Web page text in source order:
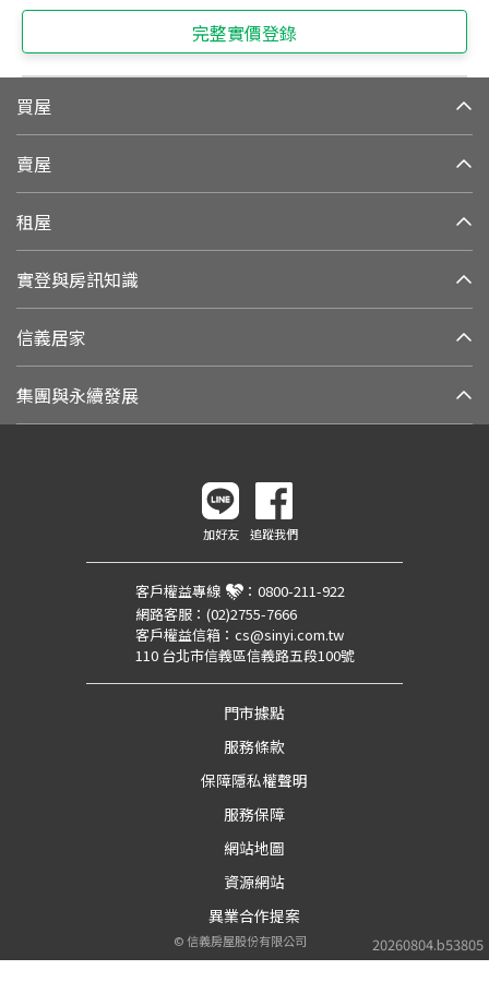
完整實價登錄
買屋
賣屋
租屋
實登與房訊知識
信義居家
集團與永續發展
20260804.b53805
加好友 追蹤我們
客戶權益專線 ： 0800-211-922
網路客服： (02)2755-7666
客戶權益信箱： cs@sinyi.com.tw
110 台北市信義區信義路五段100號
門市據點
服務條款
保障隱私權聲明
服務保障
網站地圖
資源網站
異業合作提案
©信義房屋股份有限公司